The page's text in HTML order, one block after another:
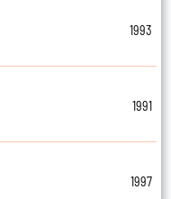
1993
1991
1997